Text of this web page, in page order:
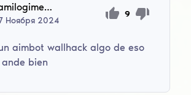
camilogimenez360
Ноября 2024
9
aimbot wallhack algo de eso
bien